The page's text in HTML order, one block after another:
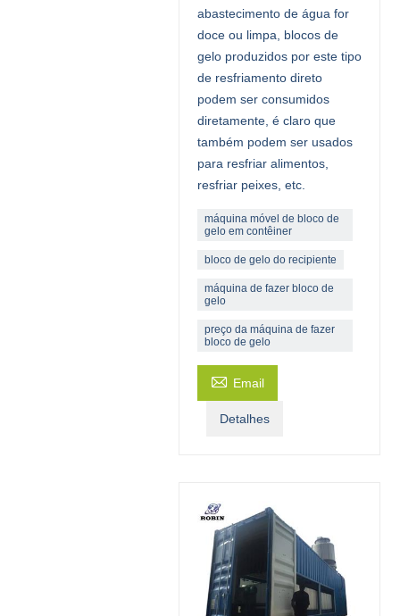
abastecimento de água for
doce ou limpa, blocos de
gelo produzidos por este tipo
de resfriamento direto
podem ser consumidos
diretamente, é claro que
também podem ser usados ​​
para resfriar alimentos,
resfriar peixes, etc.
máquina móvel de bloco de
gelo em contêiner
bloco de gelo do recipiente
máquina de fazer bloco de
gelo
preço da máquina de fazer
bloco de gelo
 Email
Detalhes